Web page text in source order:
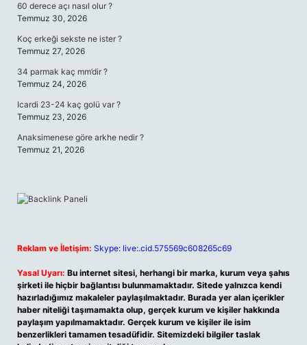
60 derece açı nasıl olur ?
Temmuz 30, 2026
Koç erkeği sekste ne ister ?
Temmuz 27, 2026
34 parmak kaç mm’dir ?
Temmuz 24, 2026
Icardi 23-24 kaç golü var ?
Temmuz 23, 2026
Anaksimenese göre arkhe nedir ?
Temmuz 21, 2026
Reklam ve İletişim: Skype: live:.cid.575569c608265c69
Yasal Uyarı: Bu internet sitesi, herhangi bir marka, kurum veya şahıs
şirketi ile hiçbir bağlantısı bulunmamaktadır. Sitede yalnızca kendi
hazırladığımız makaleler paylaşılmaktadır. Burada yer alan içerikler
haber niteliği taşımamakta olup, gerçek kurum ve kişiler hakkında
paylaşım yapılmamaktadır. Gerçek kurum ve kişiler ile isim
benzerlikleri tamamen tesadüfidir. Sitemizdeki bilgiler taslak